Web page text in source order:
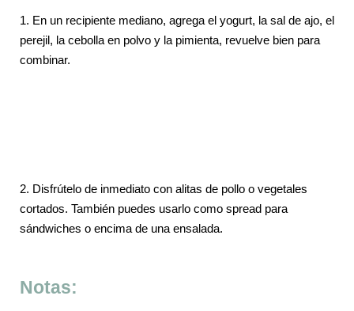
1. En un recipiente mediano, agrega el yogurt, la sal de ajo, el
perejil, la cebolla en polvo y la pimienta, revuelve bien para
combinar.
2. Disfrútelo de inmediato con alitas de pollo o vegetales
cortados. También puedes usarlo como spread para
sándwiches o encima de una ensalada.
Notas: